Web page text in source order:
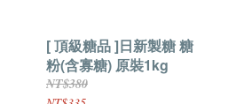
[ 頂級糖品 ]日新製糖 糖
粉(含寡糖) 原裝1kg
NT$380